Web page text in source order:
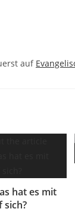
auf
hat es mit
sich?